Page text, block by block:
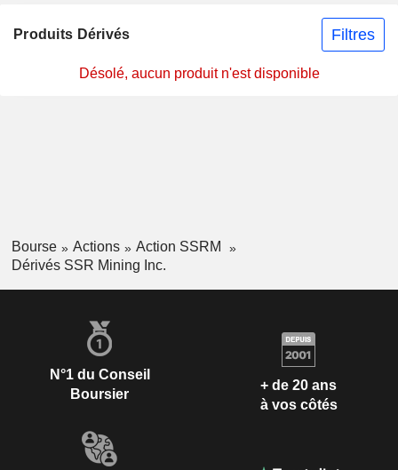
Produits Dérivés Filtres
Désolé, aucun produit n'est disponible
Bourse Actions
Action SSRM
Dérivés SSR Mining Inc.
N°1 du Conseil
Boursier
+ de 20 ans
à vos côtés